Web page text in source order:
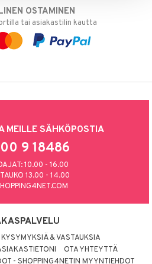
OSTAMINEN
tai asiakastilin kautta
MEILLE SÄHKÖPOSTIA
9 18486
10.00 - 16.00
13.00 - 14.00
KYSYMYKSIÄ & VASTAUKSIA
OTA YHTEYTTÄ
- SHOPPING4NETIN MYYNTIEHDOT